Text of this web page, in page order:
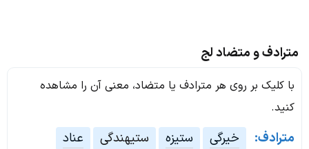
مترادف و متضاد لج
با کلیک بر روی هر مترادف یا متضاد، معنی آن را مشاهده
کنید.
مترادف: خیرگی ستیزه ستیهندگی
عناد